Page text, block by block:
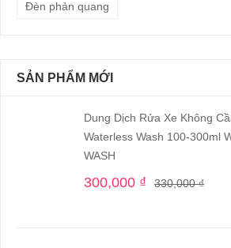
Đèn phản quang
SẢN PHẨM MỚI
Dung Dịch Rửa Xe Không
Waterless Wash 100-300ml
WASH
330,000₫
300,000 ₫